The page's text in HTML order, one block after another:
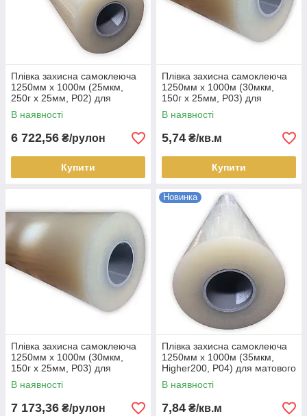
Плівка захисна самоклеюча
1250мм х 1000м (25мкм,
250г х 25мм, P02) для
матових і напівматових
поверхонь, рулон
В наявності
6 722,56 ₴/рулон
Купити
Плівка захисна самоклеюча
1250мм х 1000м (30мкм,
150г х 25мм, P03) для
металу глянцевого і
напівглянцевого, кв.м
В наявності
5,74 ₴/кв.м
Купити
Плівка захисна самоклеюча
1250мм х 1000м (30мкм,
150г х 25мм, P03) для
металу глянцевого і
напівглянцевого, рулон
В наявності
7 173,36 ₴/рулон
Новинка
Плівка захисна самоклеюча
1250мм х 1000м (35мкм,
Higher200, P04) для матового
металу, кв.м
В наявності
7,84 ₴/кв.м